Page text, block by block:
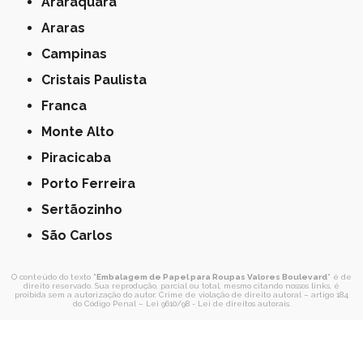
Araras
Campinas
Cristais Paulista
Franca
Monte Alto
Piracicaba
Porto Ferreira
Sertãozinho
São Carlos
O conteúdo do texto " Embalagem de Papel para Roupas Valores Boulevard" é de
direito reservado. Sua reprodução, parcial ou total, mesmo citando nossos links, é
proibida sem a autorização do autor. Crime de violação de direito autoral – artigo 184
do Código Penal – Lei 9610/98 - Lei de direitos autorais.